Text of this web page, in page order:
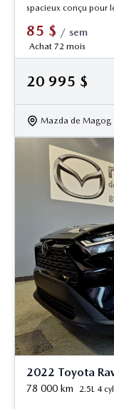
spacieux conçu pour
85 $ / sem
Achat 72 mois
20 995 $
Mazda de Magog
2022 Toyota
78 000 km 2.5L 4 cyl